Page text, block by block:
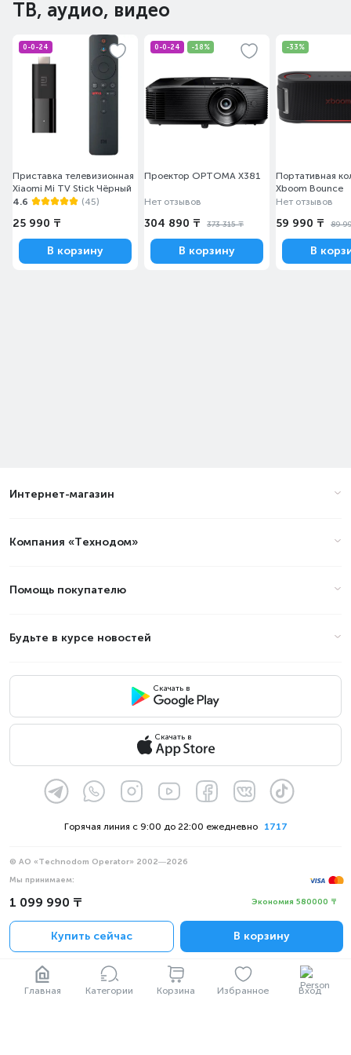
Главная Категории Корзина Избранное Вход
ТВ, аудио, видео
0-0-24
Приставка телевизионная
Xiaomi Mi TV Stick Чёрный
4.6
(45)
25 990 ₸
В корзину
0-0-24 -18%
Проектор OPTOMA X381
Нет отзывов
304 890 ₸ 373 315 ₸
В корзину
-33%
Портативная
Xboom Bounce
Нет отзывов
59 990 ₸ 89
В
1 099 990 ₸ Экономия 580000 ₸
Купить сейчас В корзину
Интернет-магазин
Компания «Технодом»
Помощь покупателю
Будьте в курсе новостей
Скачать в
Скачать в
1717
Горячая линия с 9:00 до 22:00 ежедневно
© АО «Technodom Operator» 2002—2026
Мы принимаем:
Официальное уведомление